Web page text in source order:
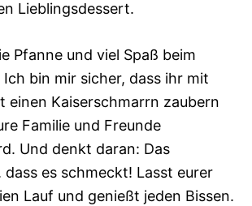
Lieblingsdessert.
Pfanne und viel Spaß beim
bin mir sicher, dass ihr mit
einen Kaiserschmarrn zaubern
Familie und Freunde
Und denkt daran: Das
es schmeckt! Lasst eurer
Lauf und genießt jeden Bissen.